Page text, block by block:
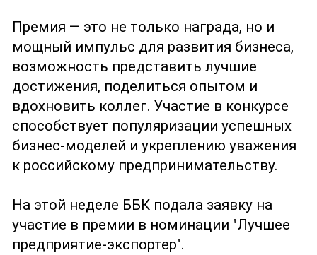
Премия — это не только награда, но и
мощный импульс для развития бизнеса,
возможность представить лучшие
достижения, поделиться опытом и
вдохновить коллег. Участие в конкурсе
способствует популяризации успешных
бизнес-моделей и укреплению уважения
к российскому предпринимательству.
На этой неделе ББК подала заявку на
участие в премии в номинации "Лучшее
предприятие-экспортер".